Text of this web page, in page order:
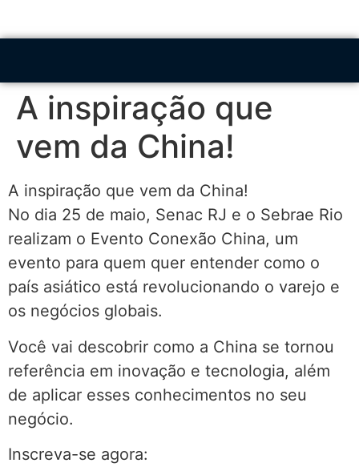
A inspiração que
vem da China!
A inspiração que vem da China!
No dia 25 de maio, Senac RJ e o Sebrae Rio
realizam o Evento Conexão China, um
evento para quem quer entender como o
país asiático está revolucionando o varejo e
os negócios globais.
Você vai descobrir como a China se tornou
referência em inovação e tecnologia, além
de aplicar esses conhecimentos no seu
negócio.
Inscreva-se agora: